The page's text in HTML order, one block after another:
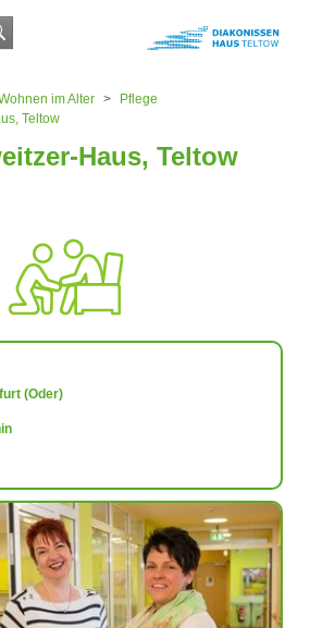
im Alter
Pflege
Teltow
Haus, Teltow
(Oder)